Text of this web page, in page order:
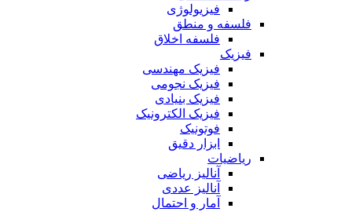
فیزیولوژی
فلسفه و منطق
فلسفه اخلاق
فیزیک
فیزیک مهندسی
فیزیک نجومی
فیزیک بنیادی
فیزیک الکترونیک
فوتونیک
ابزار دقیق
ریاضیات
آنالیز ریاضی
آنالیز عددی
آمار و احتمال